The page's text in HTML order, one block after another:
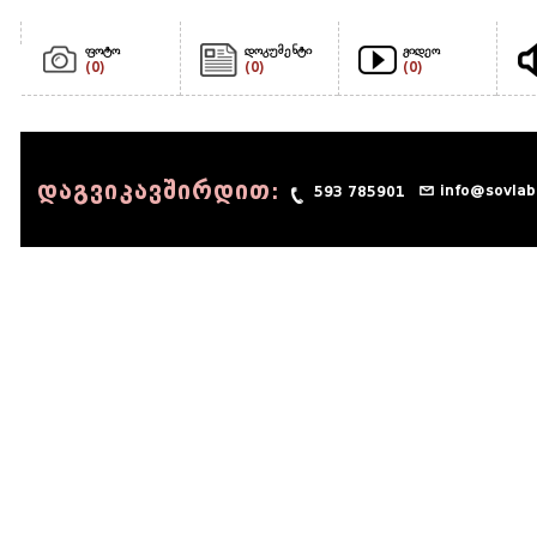
ფოტო
(0)
დოკუმენტი
(0)
ვიდეო
(0)
დაგვიკავშირდით: 593 785901